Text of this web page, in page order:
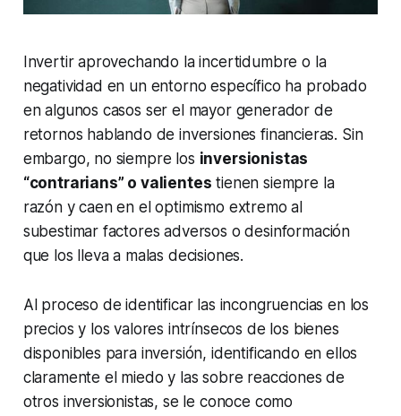
Invertir aprovechando la incertidumbre o la
negatividad en un entorno específico ha probado
en algunos casos ser el mayor generador de
retornos hablando de inversiones financieras. Sin
embargo, no siempre los inversionistas
“contrarians” o valientes tienen siempre la
razón y caen en el optimismo extremo al
subestimar factores adversos o desinformación
que los lleva a malas decisiones.
Al proceso de identificar las incongruencias en los
precios y los valores intrínsecos de los bienes
disponibles para inversión, identificando en ellos
claramente el miedo y las sobre reacciones de
otros inversionistas, se le conoce como